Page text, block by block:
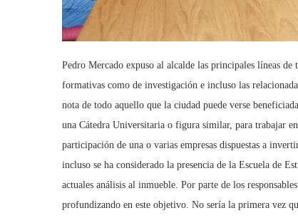
Pedro Mercado expuso al alcalde las principales líneas
formativas como de investigación e incluso las
nota de todo aquello que la ciudad puede verse
una Cátedra Universitaria o figura similar, para trabajar
participación de una o varias empresas dispuestas a
incluso se ha considerado la presencia de la Escuela de
actuales análisis al inmueble. Por parte de los
profundizando en este objetivo. No sería la primera vez